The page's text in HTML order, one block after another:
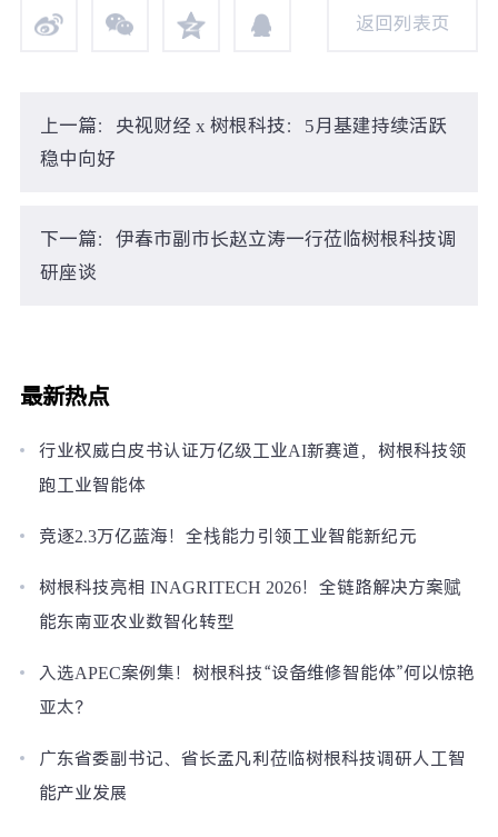
返回列表页
上一篇：央视财经 x 树根科技：5月基建持续活跃
稳中向好
下一篇：伊春市副市长赵立涛一行莅临树根科技调
研座谈
最新热点
行业权威白皮书认证万亿级工业AI新赛道，树根科技领
跑工业智能体
竞逐2.3万亿蓝海！全栈能力引领工业智能新纪元
树根科技亮相 INAGRITECH 2026！全链路解决方案赋
能东南亚农业数智化转型
入选APEC案例集！树根科技“设备维修智能体”何以惊艳
亚太？
广东省委副书记、省长孟凡利莅临树根科技调研人工智
能产业发展